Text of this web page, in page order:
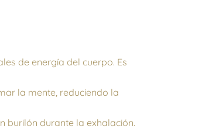
de energía del cuerpo. Es
la mente, reduciendo la
burilón durante la exhalación.